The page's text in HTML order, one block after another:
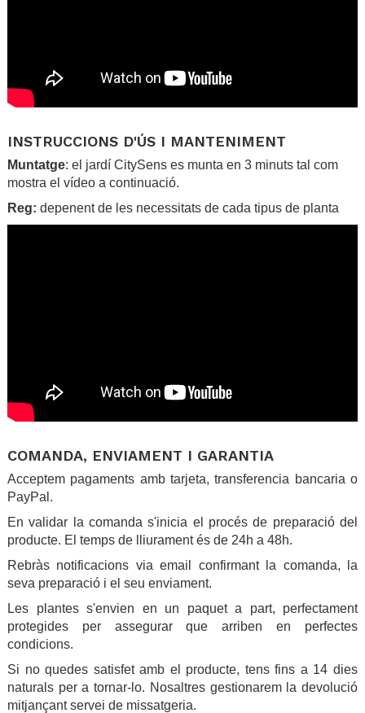
INSTRUCCIONS D'ÚS I MANTENIMENT
Muntatge: el jardí CitySens es munta en 3 minuts tal com
mostra el vídeo a continuació.
Reg: depenent de les necessitats de cada tipus de planta
COMANDA, ENVIAMENT I GARANTIA
Acceptem pagaments amb tarjeta, transferencia bancaria o
PayPal.
En validar la comanda s'inicia el procés de preparació del
producte. El temps de lliurament és de 24h a 48h.
Rebràs notificacions via email confirmant la comanda, la
seva preparació i el seu enviament.
Les plantes s'envien en un paquet a part, perfectament
protegides per assegurar que arriben en perfectes
condicions.
Si no quedes satisfet amb el producte, tens fins a 14 dies
naturals per a tornar-lo. Nosaltres gestionarem la devolució
mitjançant servei de missatgeria.